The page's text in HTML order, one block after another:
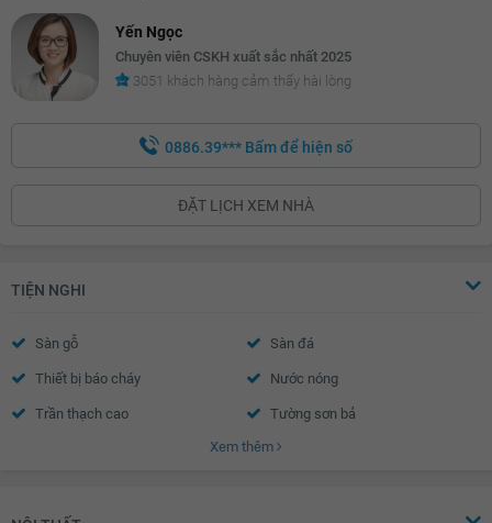
Yến Ngọc
Chuyên viên CSKH xuất sắc nhất 2025
3051 khách hàng cảm thấy hài lòng
0886.39*** Bấm để hiện số
ĐẶT LỊCH XEM NHÀ
TIỆN NGHI
Sàn gỗ Sàn đá
Thiết bị báo cháy Nước nóng
Trần thạch cao Tường sơn bả
Chuông hình
Xem thêm